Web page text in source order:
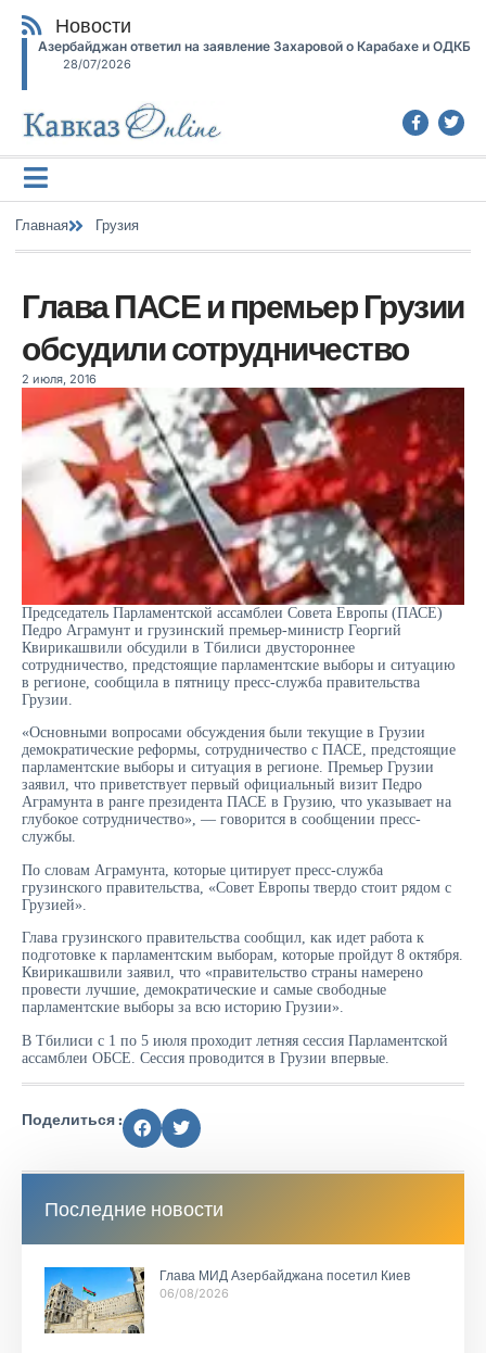
Новости
Азербайджан ответил на заявление Захаровой о Карабахе и ОДКБ
28/07/2026
Главная Грузия
Глава ПАСЕ и премьер Грузии
обсудили сотрудничество
2 июля, 2016
Председатель Парламентской ассамблеи Совета Европы (ПАСЕ)
Педро Аграмунт и грузинский премьер-министр Георгий
Квирикашвили обсудили в Тбилиси двустороннее
сотрудничество, предстоящие парламентские выборы и ситуацию
в регионе, сообщила в пятницу пресс-служба правительства
Грузии.
«Основными вопросами обсуждения были текущие в Грузии
демократические реформы, сотрудничество с ПАСЕ, предстоящие
парламентские выборы и ситуация в регионе. Премьер Грузии
заявил, что приветствует первый официальный визит Педро
Аграмунта в ранге президента ПАСЕ в Грузию, что указывает на
глубокое сотрудничество», — говорится в сообщении пресс-
службы.
По словам Аграмунта, которые цитирует пресс-служба
грузинского правительства, «Совет Европы твердо стоит рядом с
Грузией».
Глава грузинского правительства сообщил, как идет работа к
подготовке к парламентским выборам, которые пройдут 8 октября.
Квирикашвили заявил, что «правительство страны намерено
провести лучшие, демократические и самые свободные
парламентские выборы за всю историю Грузии».
В Тбилиси с 1 по 5 июля проходит летняя сессия Парламентской
ассамблеи ОБСЕ. Сессия проводится в Грузии впервые.
Поделиться :
Последние новости
Глава МИД Азербайджана посетил Киев
06/08/2026